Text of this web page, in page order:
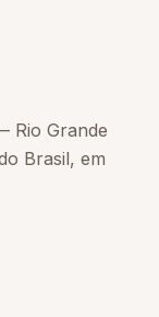
Rio Grande
Brasil, em